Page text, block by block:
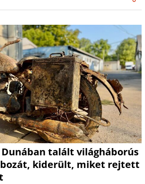
talált világháborús
kiderült, miket rejtett